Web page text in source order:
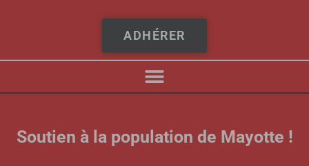
ADHÉRER
Soutien à la population de Mayotte !